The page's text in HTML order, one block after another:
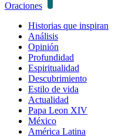
Oraciones
Historias que inspiran
Análisis
Opinión
Profundidad
Espiritualidad
Descubrimiento
Estilo de vida
Actualidad
Papa Leon XIV
México
América Latina